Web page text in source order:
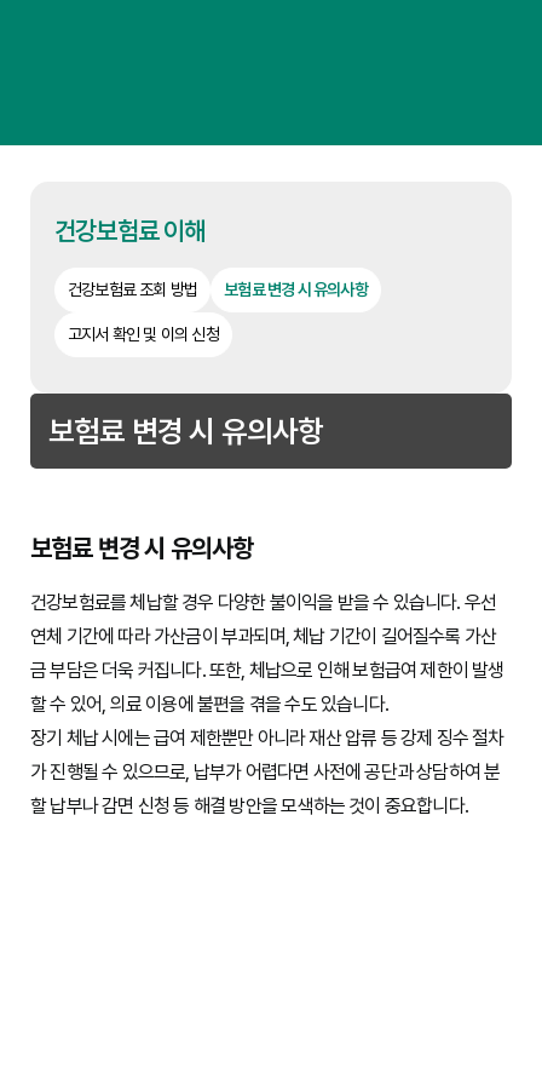
건강보험료 이해
건강보험료 조회 방법 보험료 변경 시 유의사항
고지서 확인 및 이의 신청
보험료 변경 시 유의사항
보험료 변경 시 유의사항
건강보험료를 체납할 경우 다양한 불이익을 받을 수 있습니다. 우선
연체 기간에 따라 가산금이 부과되며, 체납 기간이 길어질수록 가산
금 부담은 더욱 커집니다. 또한, 체납으로 인해 보험급여 제한이 발생
할 수 있어, 의료 이용에 불편을 겪을 수도 있습니다.
장기 체납 시에는 급여 제한뿐만 아니라 재산 압류 등 강제 징수 절차
가 진행될 수 있으므로, 납부가 어렵다면 사전에 공단과 상담하여 분
할 납부나 감면 신청 등 해결 방안을 모색하는 것이 중요합니다.